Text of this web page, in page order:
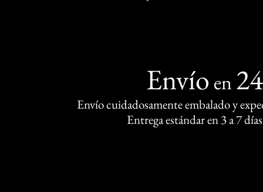
Envío en
Envío cuidadosamente embalado y
Entrega estándar en 3 a 7